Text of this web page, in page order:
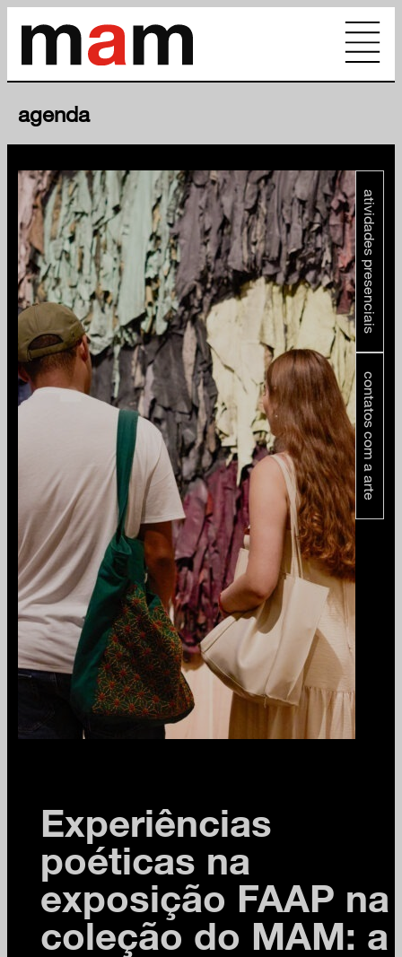
agenda
atividades presenciais
contatos com a arte
Experiências
poéticas na
exposição FAAP na
coleção do MAM: a